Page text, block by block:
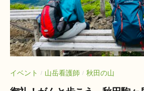
イベント / 山岳看護師 / 秋田の山